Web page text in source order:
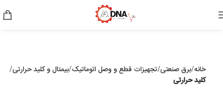
خانه برق صنعتی تجهیزات قطع و وصل اتوماتیک بیمتال و کلید حرارتی
کلید حرارتی